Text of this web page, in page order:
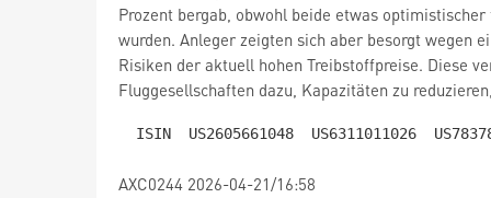
Prozent bergab, obwohl beide etwas
wurden. Anleger zeigten sich aber besorgt wegen
Risiken der aktuell hohen Treibstoffpreise. Diese
Fluggesellschaften dazu, Kapazitäten zu
AXC0244 2026-04-21/16:58